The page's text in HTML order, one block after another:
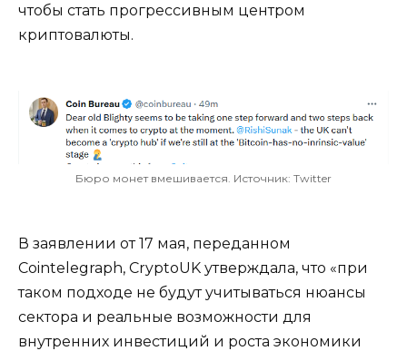
чтобы стать прогрессивным центром
криптовалюты.
Бюро монет вмешивается. Источник: Twitter
В заявлении от 17 мая, переданном
Cointelegraph, CryptoUK утверждала, что «при
таком подходе не будут учитываться нюансы
сектора и реальные возможности для
внутренних инвестиций и роста экономики